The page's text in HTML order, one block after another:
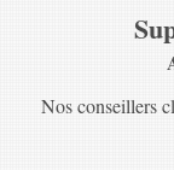
Nos conseillers